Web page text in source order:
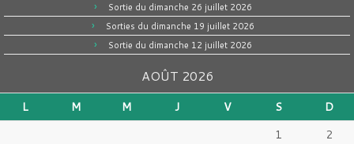
Sortie du dimanche 26 juillet 2026
Sorties du dimanche 19 juillet 2026
Sortie du dimanche 12 juillet 2026
AOÛT 2026
L M M J V S
D
1
2